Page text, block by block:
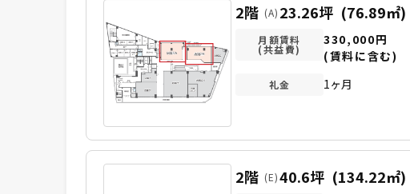
2階 (A) 23.26坪 (76.89㎡)
月額賃料
(共益費)
330,000円
(賃料に含む)
礼金 1ヶ月
2階 (E)40.6坪 (134.22㎡)